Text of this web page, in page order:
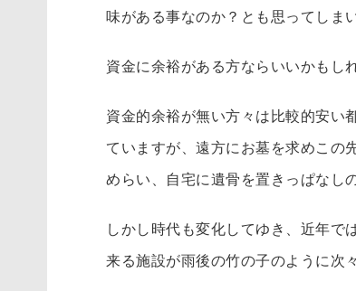
味がある事なのか？とも思ってしまい
資金に余裕がある方ならいいかもし
資金的余裕が無い方々は比較的安い
ていますが、遠方にお墓を求めこの
めらい、自宅に遺骨を置きっぱなし
しかし時代も変化してゆき、近年で
来る施設が雨後の竹の子のように次